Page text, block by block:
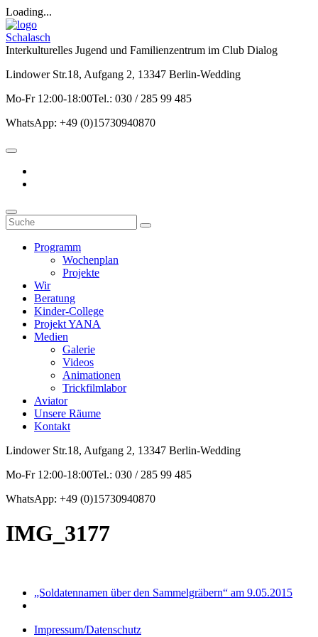
Loading...
Schalasch
Interkulturelles Jugend und Familienzentrum im Club Dialog
Lindower Str.18, Aufgang 2, 13347 Berlin-Wedding
Mo-Fr 12:00-18:00Tel.: 030 / 285 99 485
WhatsApp: +49 (0)15730940870
Programm
Wochenplan
Projekte
Wir
Beratung
Kinder-College
Projekt YANA
Medien
Galerie
Videos
Animationen
Trickfilmlabor
Aviator
Unsere Räume
Kontakt
Lindower Str.18, Aufgang 2, 13347 Berlin-Wedding
Mo-Fr 12:00-18:00Tel.: 030 / 285 99 485
WhatsApp: +49 (0)15730940870
IMG_3177
„Soldatennamen über den Sammelgräbern“ am 9.05.2015
Impressum/Datenschutz